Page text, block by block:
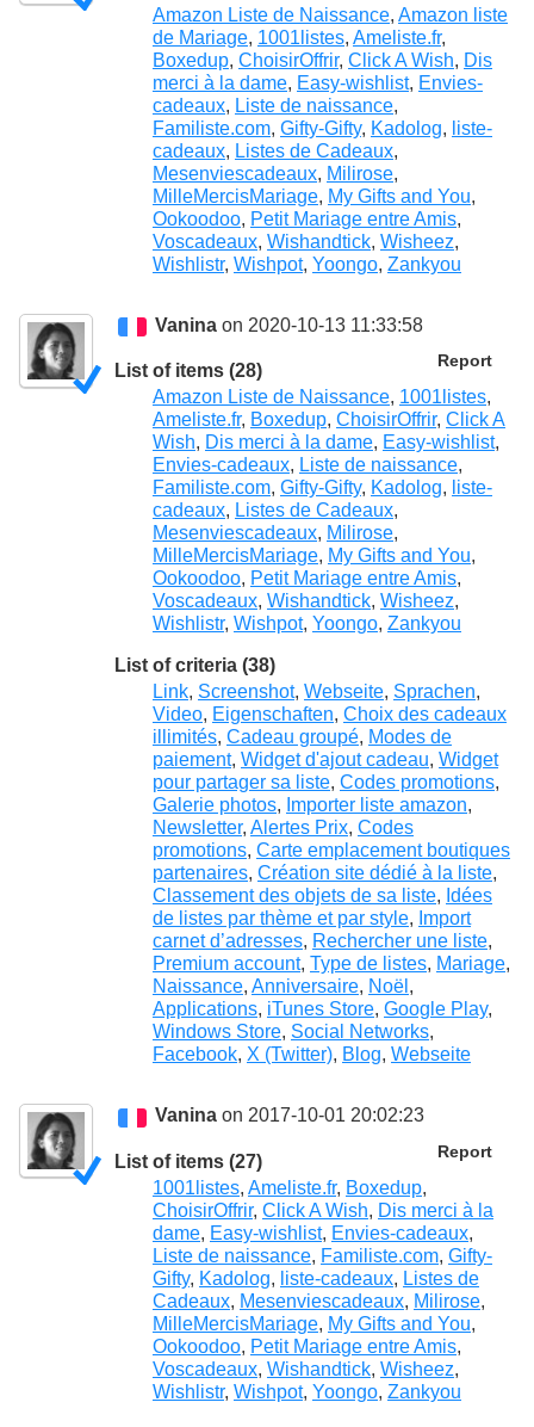
Amazon Liste de Naissance, Amazon liste
de Mariage, 1001listes, Ameliste.fr,
Boxedup, ChoisirOffrir, Click A Wish, Dis
merci à la dame, Easy-wishlist, Envies-
cadeaux, Liste de naissance,
Familiste.com, Gifty-Gifty, Kadolog, liste-
cadeaux, Listes de Cadeaux,
Mesenviescadeaux, Milirose,
MilleMercisMariage, My Gifts and You,
Ookoodoo, Petit Mariage entre Amis,
Voscadeaux, Wishandtick, Wisheez,
Wishlistr, Wishpot, Yoongo, Zankyou
Vanina on 2020-10-13 11:33:58
Report
List of items (28)
Amazon Liste de Naissance, 1001listes,
Ameliste.fr, Boxedup, ChoisirOffrir, Click A
Wish, Dis merci à la dame, Easy-wishlist,
Envies-cadeaux, Liste de naissance,
Familiste.com, Gifty-Gifty, Kadolog, liste-
cadeaux, Listes de Cadeaux,
Mesenviescadeaux, Milirose,
MilleMercisMariage, My Gifts and You,
Ookoodoo, Petit Mariage entre Amis,
Voscadeaux, Wishandtick, Wisheez,
Wishlistr, Wishpot, Yoongo, Zankyou
List of criteria (38)
Link, Screenshot, Webseite, Sprachen,
Video, Eigenschaften, Choix des cadeaux
illimités, Cadeau groupé, Modes de
paiement, Widget d'ajout cadeau, Widget
pour partager sa liste, Codes promotions,
Galerie photos, Importer liste amazon,
Newsletter, Alertes Prix, Codes
promotions, Carte emplacement boutiques
partenaires, Création site dédié à la liste,
Classement des objets de sa liste, Idées
de listes par thème et par style, Import
carnet d’adresses, Rechercher une liste,
Premium account, Type de listes, Mariage,
Naissance, Anniversaire, Noël ,
Applications, iTunes Store, Google Play,
Windows Store, Social Networks,
Facebook, X (Twitter), Blog, Webseite
Vanina on 2017-10-01 20:02:23
Report
List of items (27)
1001listes, Ameliste.fr, Boxedup,
ChoisirOffrir, Click A Wish, Dis merci à la
dame, Easy-wishlist, Envies-cadeaux,
Liste de naissance, Familiste.com, Gifty-
Gifty, Kadolog, liste-cadeaux, Listes de
Cadeaux, Mesenviescadeaux, Milirose,
MilleMercisMariage, My Gifts and You,
Ookoodoo, Petit Mariage entre Amis,
Voscadeaux, Wishandtick, Wisheez,
Wishlistr, Wishpot, Yoongo, Zankyou